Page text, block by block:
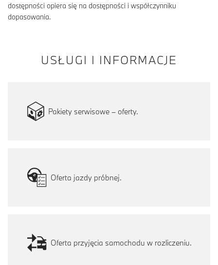
dostępności opiera się na dostępności i współczynniku
dopasowania.
USŁUGI I INFORMACJE
Pakiety serwisowe – oferty.
Oferta jazdy próbnej.
Oferta przyjęcia samochodu w rozliczeniu.